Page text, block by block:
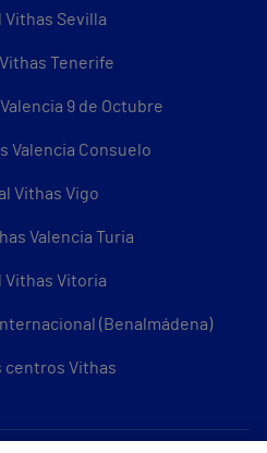
Vithas Sevilla
Tenerife
9 de Octubre
Valencia Consuelo
Vithas Vigo
Valencia Turia
Vithas Vitoria
(Benalmádena)
centros Vithas